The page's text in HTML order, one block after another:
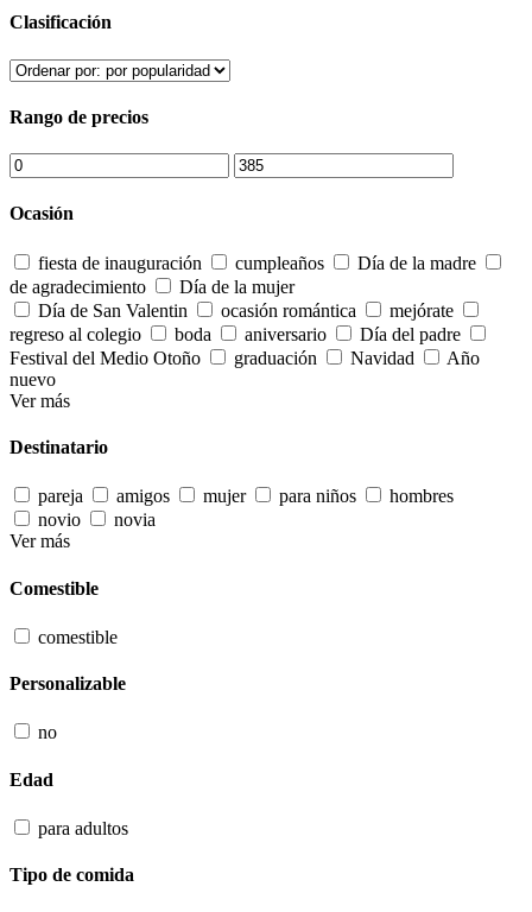
Clasificación
Rango de precios
Ocasión
fiesta de inauguración cumpleaños
Día de la madre
de agradecimiento
Día de la mujer
Día de San Valentin
ocasión romántica
mejórate
regreso al colegio
boda aniversario
Día del padre
Festival del Medio Otoño
graduación Navidad
Año
nuevo
Ver más
Destinatario
pareja amigos mujer para niños
hombres
novio
novia
Ver más
Comestible
comestible
Personalizable
no
Edad
para adultos
Tipo de comida